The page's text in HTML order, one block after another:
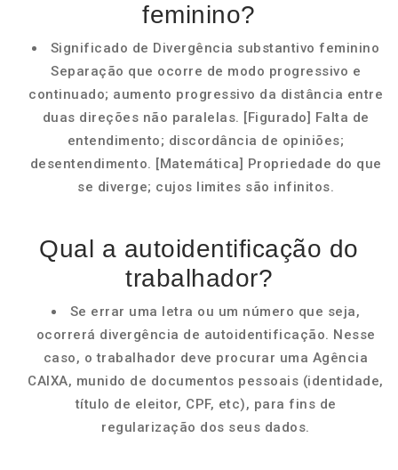
feminino?
Significado de Divergência substantivo feminino
Separação que ocorre de modo progressivo e
continuado; aumento progressivo da distância entre
duas direções não paralelas. [Figurado] Falta de
entendimento; discordância de opiniões;
desentendimento. [Matemática] Propriedade do que
se diverge; cujos limites são infinitos.
Qual a autoidentificação do
trabalhador?
Se errar uma letra ou um número que seja,
ocorrerá divergência de autoidentificação. Nesse
caso, o trabalhador deve procurar uma Agência
CAIXA, munido de documentos pessoais (identidade,
título de eleitor, CPF, etc), para fins de
regularização dos seus dados.